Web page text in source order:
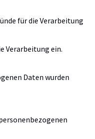
für die Verarbeitung
Verarbeitung ein.
Daten wurden